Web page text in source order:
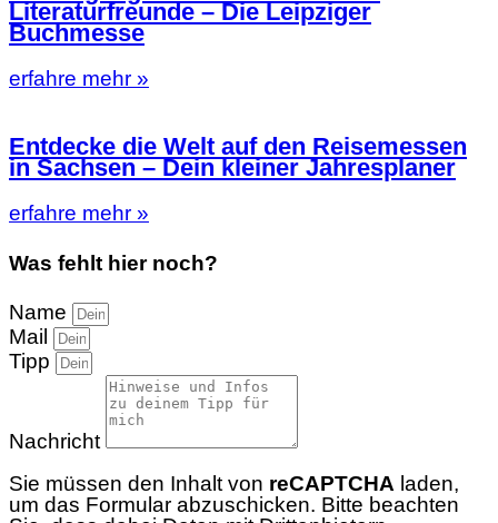
Literaturfreunde – Die Leipziger
Buchmesse
erfahre mehr »
Entdecke die Welt auf den Reisemessen
in Sachsen – Dein kleiner Jahresplaner
erfahre mehr »
Was fehlt hier noch?
Name
Mail
Tipp
Nachricht
Sie müssen den Inhalt von reCAPTCHA laden,
um das Formular abzuschicken. Bitte beachten